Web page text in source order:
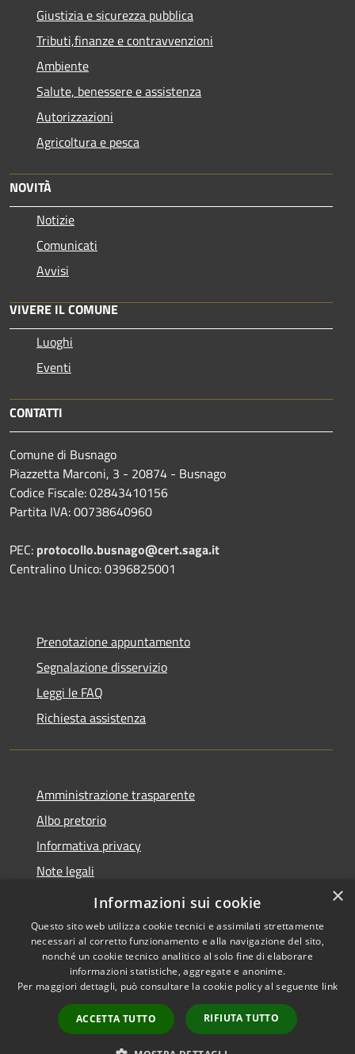
Giustizia e sicurezza pubblica
Tributi,finanze e contravvenzioni
Ambiente
Salute, benessere e assistenza
Autorizzazioni
Agricoltura e pesca
NOVITÀ
Notizie
Comunicati
Avvisi
VIVERE IL COMUNE
Luoghi
Eventi
CONTATTI
Comune di Busnago
Piazzetta Marconi, 3 - 20874 - Busnago
Codice Fiscale: 02843410156
Partita IVA: 00738640960
PEC: protocollo.busnago@cert.saga.it
Centralino Unico: 0396825001
Prenotazione appuntamento
Segnalazione disservizio
Leggi le FAQ
Richiesta assistenza
Amministrazione trasparente
Albo pretorio
Informativa privacy
Note legali
Dichiarazione di accessibilità
Accessibilità
Copyright © 2026 • Comune di
Busnago • Powered by
Municipium•
Accesso
redazione
×
Informazioni sui cookie
Questo sito web utilizza cookie tecnici e assimilati strettamente
necessari al corretto funzionamento e alla navigazione del sito,
nonché un cookie tecnico analitico al solo fine di elaborare
informazioni statistiche, aggregate e anonime.
Per maggiori dettagli, può consultare la cookie policy al seguente link
ACCETTA TUTTO RIFIUTA TUTTO